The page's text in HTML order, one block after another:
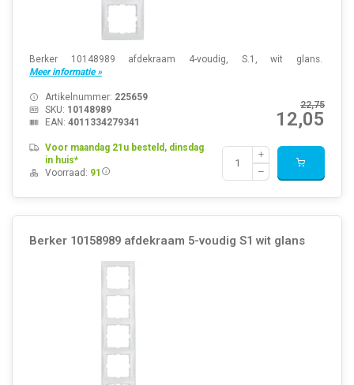
Berker 10148989 afdekraam 4-voudig, S.1, wit glans.
Meer informatie »
22,75
12,05
Artikelnummer: 225659
SKU: 10148989
EAN: 4011334279341
Voor maandag 21u besteld, dinsdag
in huis*
Voorraad: 91
Berker 10158989 afdekraam 5-voudig S1 wit glans